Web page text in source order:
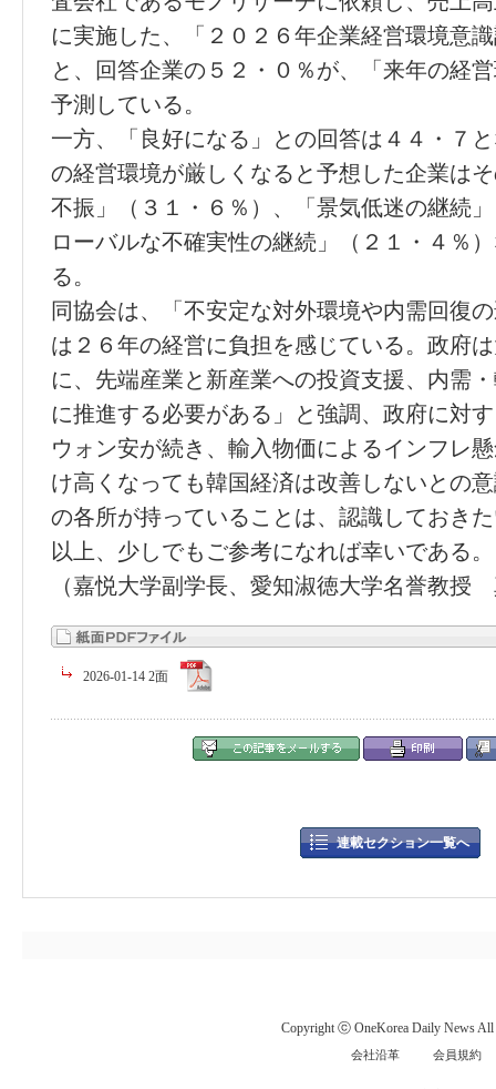
に実施した、「２０２６年企業経営環境意
と、回答企業の５２・０％が、「来年の経
予測している。
一方、「良好になる」との回答は４４・７
の経営環境が厳しくなると予想した企業は
不振」（３１・６％）、「景気低迷の継続
ローバルな不確実性の継続」（２１・４％
る。
同協会は、「不安定な対外環境や内需回復
は２６年の経営に負担を感じている。政府
に、先端産業と新産業への投資支援、内需
に推進する必要がある」と強調、政府に対
ウォン安が続き、輸入物価によるインフレ
け高くなっても韓国経済は改善しないとの
の各所が持っていることは、認識しておき
以上、少しでもご参考になれば幸いである。
（嘉悦大学副学長、愛知淑徳大学名誉教授
2026-01-14 2面
連載セクション一覧へ
Copyright ⓒ OneKorea Daily News All
会社沿革 会員規約